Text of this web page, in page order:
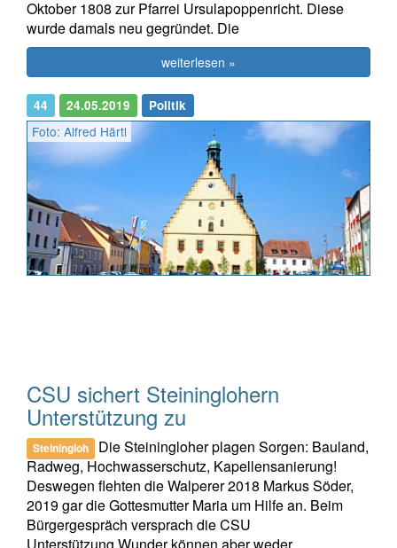
Oktober 1808 zur Pfarrei Ursulapoppenricht. Diese
wurde damals neu gegründet. Die
weiterlesen »
44 24.05.2019 Politik
Foto: Alfred Härtl
CSU sichert Steininglohern
Unterstützung zu
Steiningloh
Die Steiningloher plagen Sorgen: Bauland,
Radweg, Hochwasserschutz, Kapellensanierung!
Deswegen flehten die Walperer 2018 Markus Söder,
2019 gar die Gottesmutter Maria um Hilfe an. Beim
Bürgergespräch versprach die CSU